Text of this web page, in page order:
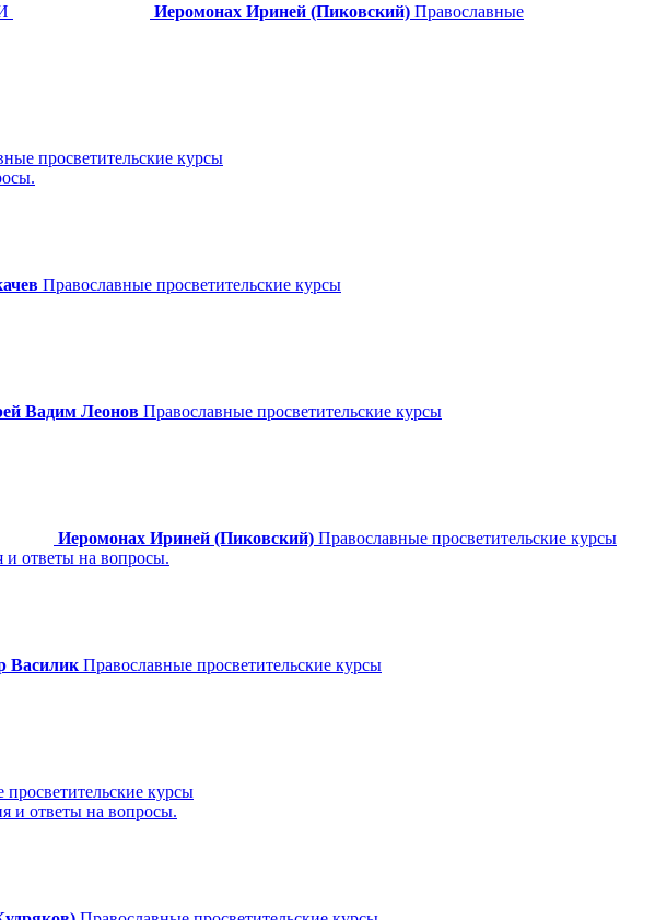
Иеромонах Ириней (Пиковский) Православные
просветительские курсы
Православные просветительские курсы
Вадим Леонов Православные просветительские курсы
Иеромонах Ириней (Пиковский) Православные просветительские курсы
и ответы на вопросы.
Василик Православные просветительские курсы
курсы
и ответы на вопросы.